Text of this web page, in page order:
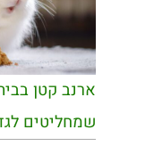
ארנב קטן
שמחליטים